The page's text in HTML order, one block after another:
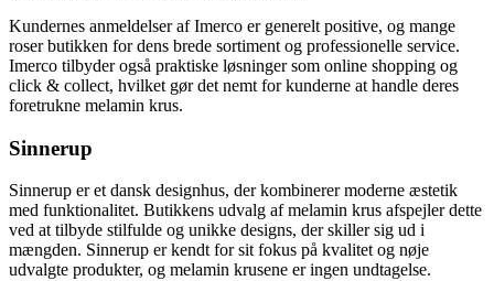
Kundernes anmeldelser af Imerco er generelt positive, og mange
roser butikken for dens brede sortiment og professionelle service.
Imerco tilbyder også praktiske løsninger som online shopping og
click & collect, hvilket gør det nemt for kunderne at handle deres
foretrukne melamin krus.
Sinnerup
Sinnerup er et dansk designhus, der kombinerer moderne æstetik
med funktionalitet. Butikkens udvalg af melamin krus afspejler dette
ved at tilbyde stilfulde og unikke designs, der skiller sig ud i
mængden. Sinnerup er kendt for sit fokus på kvalitet og nøje
udvalgte produkter, og melamin krusene er ingen undtagelse.